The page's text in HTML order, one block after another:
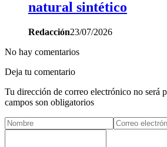
natural sintético
Redacción23/07/2026
No hay comentarios
Deja tu comentario
Tu dirección de correo electrónico no será
campos son obligatorios